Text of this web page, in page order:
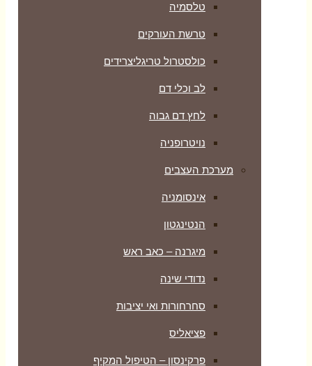
טלסמיה
טרשת העורקים
כולסטרול טריגליצרידים
לב וכלי דם
לחץ דם גבוה
נויטרופניה
מערכת העצבים
אינסומניה
הנטינגטון
מיגרנה – כאב ראש
נדודי שינה
סחרחורות ואי יציבות
פציאליס
פרקינסון – הטיפול המקיף